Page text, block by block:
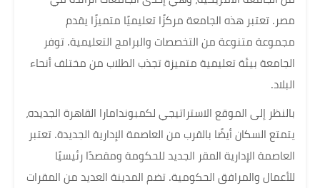
مصر. تعتبر هذه الجامعة مركزًا تعليميًا متميزًا يقدم
مجموعة متنوعة من التخصصات والبرامج التعليمية. توفر
الجامعة بيئة تعليمية متميزة تجذب الطلاب من مختلف أنحاء
البلاد.
بالنظر إلى الموقع الاستراتيجي لكمبوندامارا القاهرة الجديده،
يتمتع السكان أيضًا بالقرب من العاصمة الإدارية الجديدة. تعتبر
العاصمة الإدارية المقر الجديد للحكومة ومقصدًا رئيسيًا
للأعمال والمرافق الحكومية. تضم المدينة العديد من المقرات